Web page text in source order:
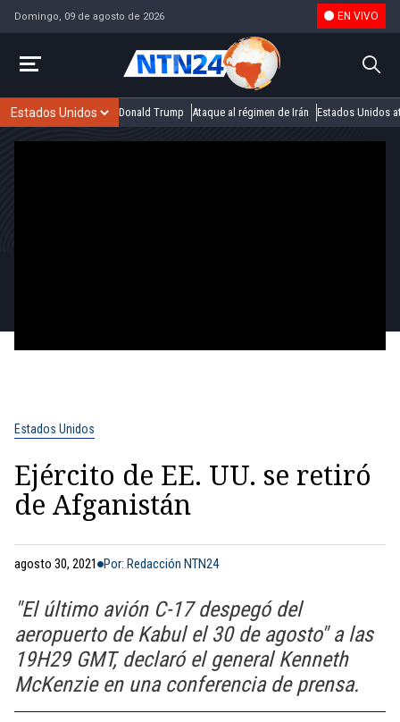
Domingo, 09 de agosto de 2026 EN VIVO
Donald Trump Ataque al régimen de Irán Estados Unidos
Estados Unidos
Ejército de EE. UU. se retiró
de Afganistán
agosto 30, 2021 Por: Redacción NTN24
"El último avión C-17 despegó del
aeropuerto de Kabul el 30 de agosto" a las
19H29 GMT, declaró el general Kenneth
McKenzie en una conferencia de prensa.